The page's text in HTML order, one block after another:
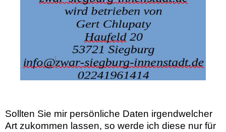
Sollten Sie mir persönliche Daten irgendwelcher
Art zukommen lassen, so werde ich diese nur für